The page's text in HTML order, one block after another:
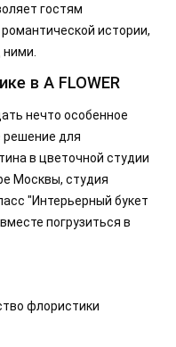
гостям
истории,
в A FLOWER
нечто особенное
решение для
в цветочной студии
Москвы, студия
"Интерьерный букет
погрузиться в
флористики